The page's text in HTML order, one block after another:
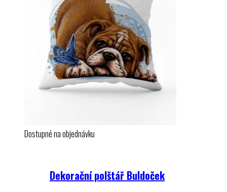
Dostupné na objednávku
Dekorační polštář Buldoček